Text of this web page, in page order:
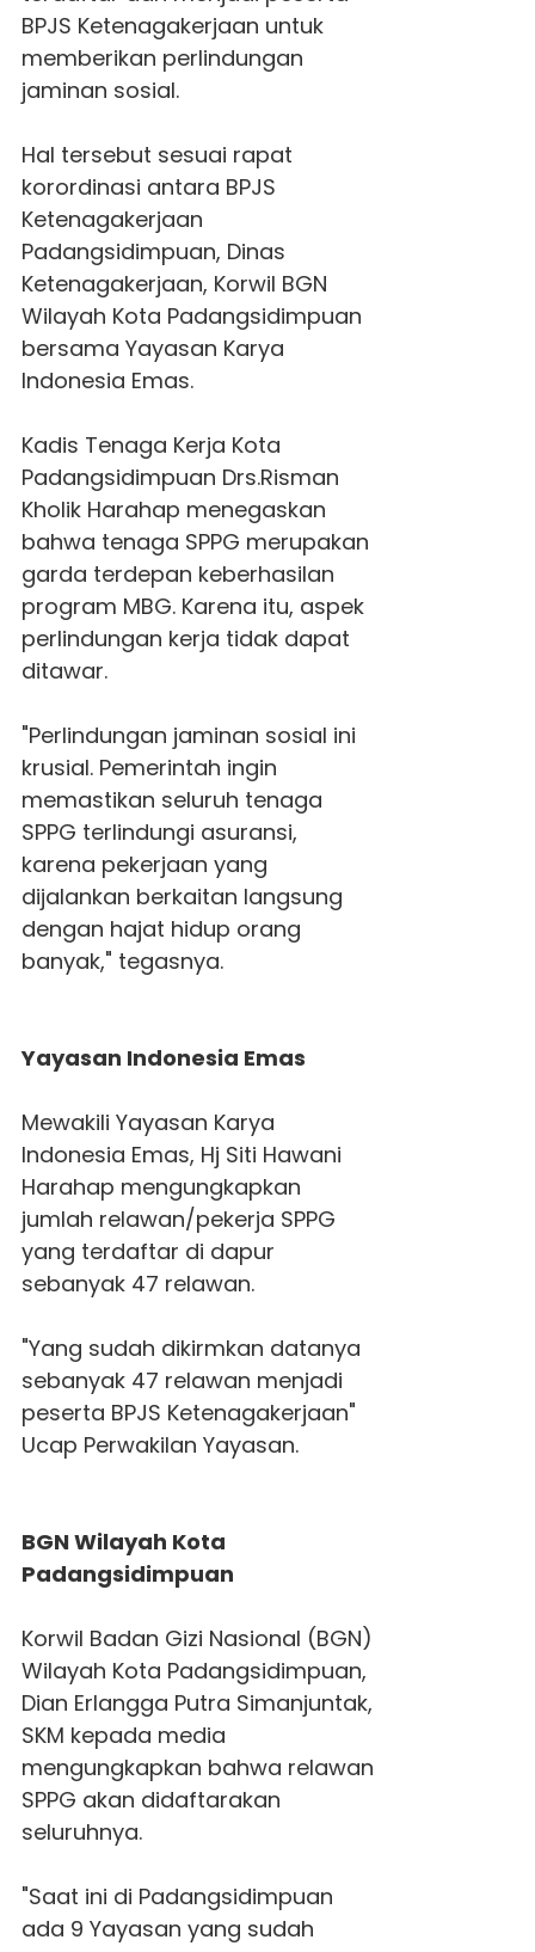
BPJS Ketenagakerjaan untuk
memberikan perlindungan
jaminan sosial.
Hal tersebut sesuai rapat
korordinasi antara BPJS
Ketenagakerjaan
Padangsidimpuan, Dinas
Ketenagakerjaan, Korwil BGN
Wilayah Kota Padangsidimpuan
bersama Yayasan Karya
Indonesia Emas.
Kadis Tenaga Kerja Kota
Padangsidimpuan Drs.Risman
Kholik Harahap menegaskan
bahwa tenaga SPPG merupakan
garda terdepan keberhasilan
program MBG. Karena itu, aspek
perlindungan kerja tidak dapat
ditawar.
"Perlindungan jaminan sosial ini
krusial. Pemerintah ingin
memastikan seluruh tenaga
SPPG terlindungi asuransi,
karena pekerjaan yang
dijalankan berkaitan langsung
dengan hajat hidup orang
banyak," tegasnya.
Yayasan Indonesia Emas
Mewakili Yayasan Karya
Indonesia Emas, Hj Siti Hawani
Harahap mengungkapkan
jumlah relawan/pekerja SPPG
yang terdaftar di dapur
sebanyak 47 relawan.
"Yang sudah dikirmkan datanya
sebanyak 47 relawan menjadi
peserta BPJS Ketenagakerjaan"
Ucap Perwakilan Yayasan.
BGN Wilayah Kota
Padangsidimpuan
Korwil Badan Gizi Nasional (BGN)
Wilayah Kota Padangsidimpuan,
Dian Erlangga Putra Simanjuntak,
SKM kepada media
mengungkapkan bahwa relawan
SPPG akan didaftarakan
seluruhnya.
"Saat ini di Padangsidimpuan
ada 9 Yayasan yang sudah